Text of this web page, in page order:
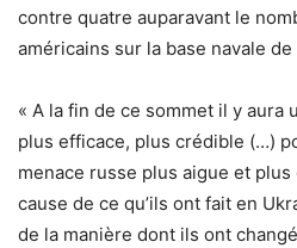
contre quatre auparavant le
américains sur la base navale
« A la fin de ce sommet il y
plus efficace, plus crédible (…)
menace russe plus aigue et
cause de ce qu’ils ont fait en
de la manière dont ils ont